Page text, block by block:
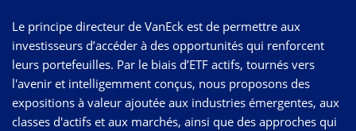
Le principe directeur de VanEck est de permettre aux
investisseurs d’accéder à des opportunités qui renforcent
leurs portefeuilles. Par le biais d’ETF actifs, tournés vers
l'avenir et intelligemment conçus, nous proposons des
expositions à valeur ajoutée aux industries émergentes, aux
classes d'actifs et aux marchés, ainsi que des approches qui